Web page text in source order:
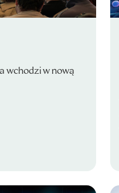
wchodzi w nową